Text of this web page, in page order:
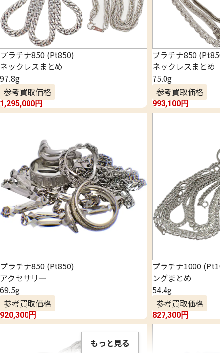
プラチナ850 (Pt850)
ネックレスまとめ
97.8g
参考買取価格
1,295,000円
プラチナ850
ネックレスまとめ
75.0g
参考買取価格
993,100円
プラチナ850 (Pt850)
アクセサリー
69.5g
参考買取価格
920,300円
プラチナ1000
ングまとめ
54.4g
参考買取価格
827,300円
もっと見る